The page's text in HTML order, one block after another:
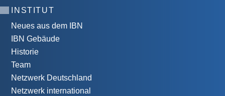
INSTITUT
Neues aus dem IBN
IBN Gebäude
Historie
Team
Netzwerk Deutschland
Netzwerk international